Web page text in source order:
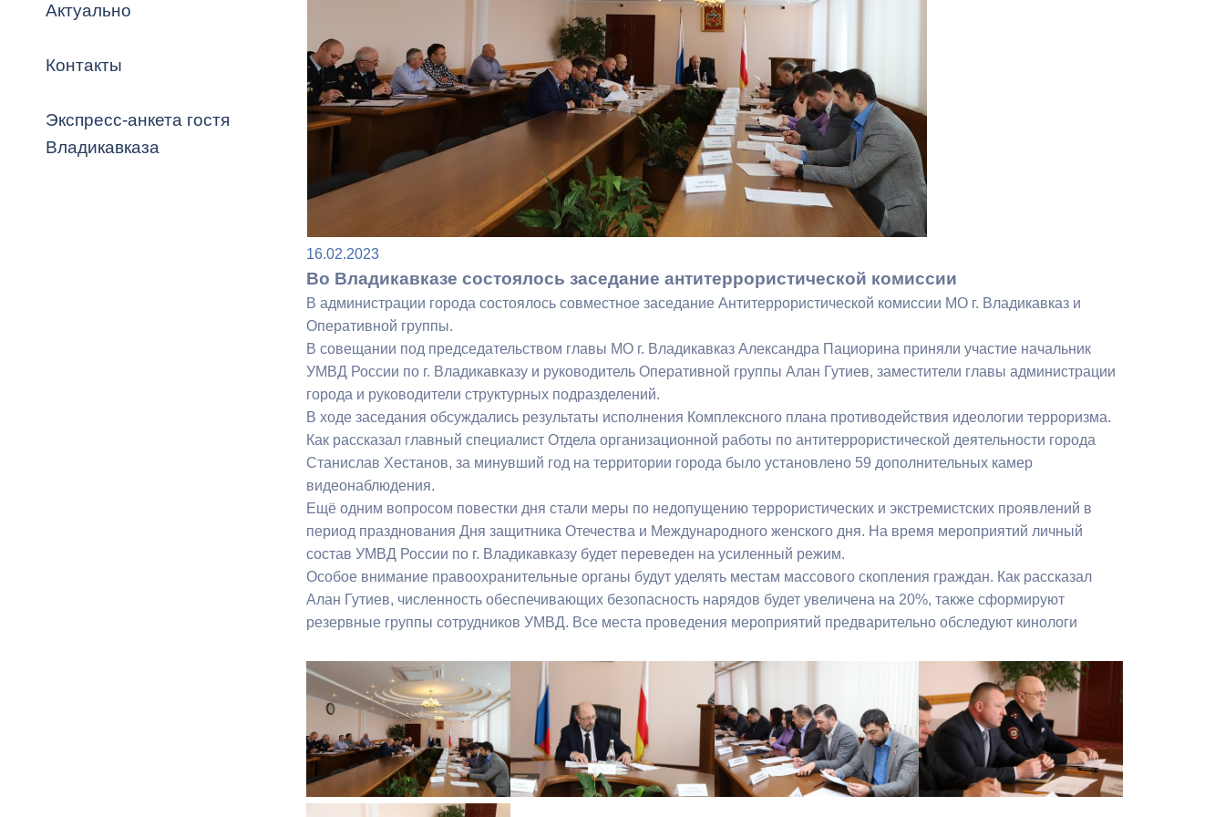
Кадровая политика
ОРВ и экспертиза НПА Контактная информация
Оценка деятельности органов
местного самоуправления
Списки граждан, состоящих на
учете в качестве нуждающихся в
улучшении жилищных условий по
г. Владикавказ
Формирование комфортной
городской среды
Бюджет для граждан
Пространственные сведения
Открытые данные
документов стратегического
чрезвычайных ситуациях
Незаконное строительство
Информация о результатах
проверок
Порядок обжалования решений и
действий органов местного
самоуправления
Информация финансового
органа
Бесплатная юридическая помощь
Муниципальный контроль Выборы 2026
Актуально
Контакты
Экспресс-анкета гостя
Владикавказа
16.02.2023
Во Владикавказе состоялось заседание антитеррористической комиссии
В администрации города состоялось совместное заседание Антитеррористической комиссии МО г. Владикавказ и
Оперативной группы.
В совещании под председательством главы МО г. Владикавказ Александра Пациорина приняли участие начальник
УМВД России по г. Владикавказу и руководитель Оперативной группы Алан Гутиев, заместители главы администрации
города и руководители структурных подразделений.
В ходе заседания обсуждались результаты исполнения Комплексного плана противодействия идеологии терроризма.
Как рассказал главный специалист Отдела организационной работы по антитеррористической деятельности города
Станислав Хестанов, за минувший год на территории города было установлено 59 дополнительных камер
видеонаблюдения.
Ещё одним вопросом повестки дня стали меры по недопущению террористических и экстремистских проявлений в
период празднования Дня защитника Отечества и Международного женского дня. На время мероприятий личный
состав УМВД России по г. Владикавказу будет переведен на усиленный режим.
Особое внимание правоохранительные органы будут уделять местам массового скопления граждан. Как рассказал
Алан Гутиев, численность обеспечивающих безопасность нарядов будет увеличена на 20%, также сформируют
резервные группы сотрудников УМВД. Все места проведения мероприятий предварительно обследуют кинологи